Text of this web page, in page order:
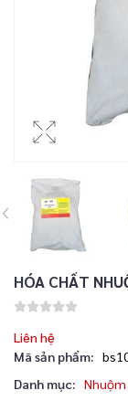
HÓA CHẤT
Liên hệ
Mã sản phẩm:
Danh mục: